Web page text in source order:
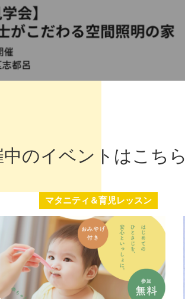
中のイベントはこちら
マタニティ＆育児レッスン